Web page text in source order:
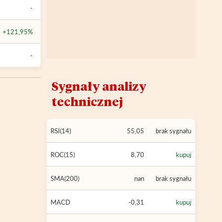
-
+121,95%
-
Sygnały analizy
technicznej
RSI(14) 55,05 brak sygnału
ROC(15) 8,70 kupuj
SMA(200) nan brak sygnału
MACD -0,31 kupuj